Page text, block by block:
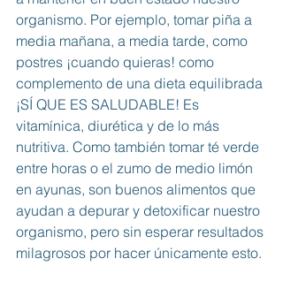
organismo. Por ejemplo, tomar piña a
media mañana, a media tarde, como
postres ¡cuando quieras! como
complemento de una dieta equilibrada
¡SÍ QUE ES SALUDABLE! Es
vitamínica, diurética y de lo más
nutritiva. Como también tomar té verde
entre horas o el zumo de medio limón
en ayunas, son buenos alimentos que
ayudan a depurar y detoxificar nuestro
organismo, pero sin esperar resultados
milagrosos por hacer únicamente esto.